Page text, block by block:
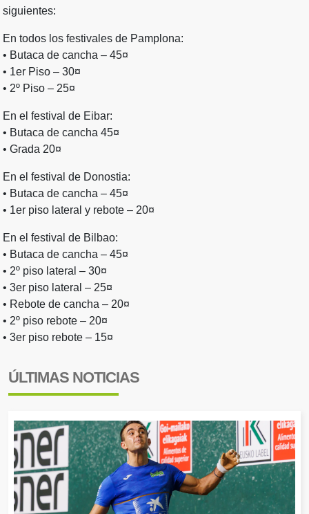
siguientes:
En todos los festivales de Pamplona:
• Butaca de cancha – 45¤
• 1er Piso – 30¤
• 2º Piso – 25¤
En el festival de Eibar:
• Butaca de cancha 45¤
• Grada 20¤
En el festival de Donostia:
• Butaca de cancha – 45¤
• 1er piso lateral y rebote – 20¤
En el festival de Bilbao:
• Butaca de cancha – 45¤
• 2º piso lateral – 30¤
• 3er piso lateral – 25¤
• Rebote de cancha – 20¤
• 2º piso rebote – 20¤
• 3er piso rebote – 15¤
ÚLTIMAS NOTICIAS